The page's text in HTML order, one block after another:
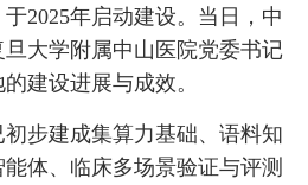
2025年启动建设。当日，中
大学附属中山医院党委书记
建设进展与成效。
步建成集算力基础、语料知
体、临床多场景验证与评测